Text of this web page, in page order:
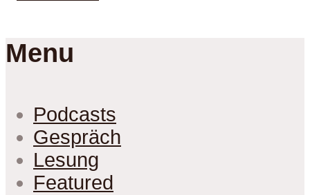
Menu
Podcasts
Gespräch
Lesung
Featured